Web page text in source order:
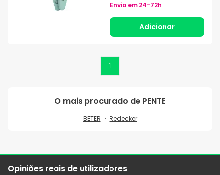
Envio em 24-72h
Adicionar
1
O mais procurado de PENTE
BETER Redecker
Opiniões reais de utilizadores